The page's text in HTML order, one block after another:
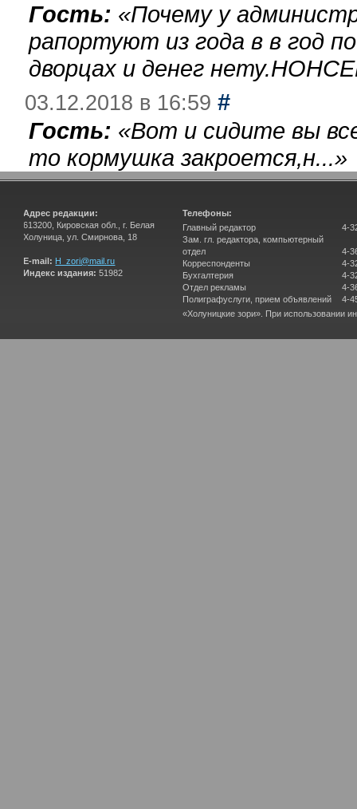
Гость: «Почему у
рапортуют из года в в год
дворцах и денег
03.12.2018 в 16:59 #
Гость: «Вот и сидите вы
то кормушка закроется,н...»
Адрес редакции:
613200, Кировская обл., г. Белая
Холуница, ул. Смирнова, 18
E-mail: H_zori@mail.ru
Индекс издания: 51982
Телефоны:
Главный редактор
Зам. гл. редактора, компьютерный
отдел
Корреспонденты
Бухгалтерия
Отдел рекламы
Полиграфуслуги, прием объявлений
4-
4-
4-
4-
4-
4-
«Холуницкие зори». При использовании